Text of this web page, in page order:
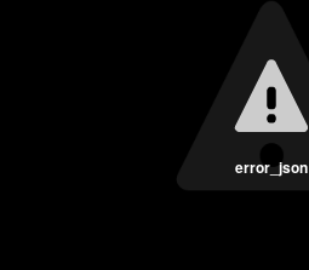
error_json